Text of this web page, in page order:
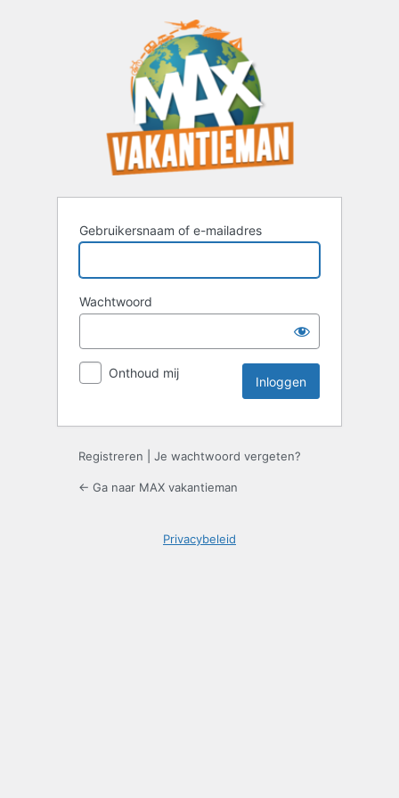
Gebruikersnaam of e-mailadres
Wachtwoord
Onthoud mij
Registreren Je wachtwoord vergeten?
← Ga naar MAX vakantieman
Privacybeleid